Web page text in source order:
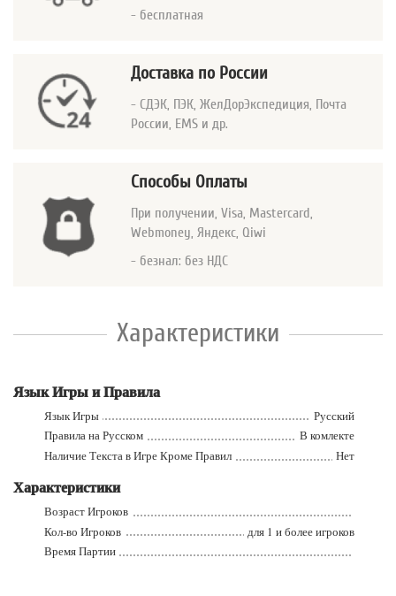
- бесплатная
Доставка по России
- СДЭК, ПЭК, ЖелДорЭкспедиция, Почта
России, EMS и др.
Способы Оплаты
При получении, Visa, Mastercard
Webmoney, Яндекс, Qiwi
- безнал: без НДС
Характеристики
Язык Игры и Правила
Язык Игры
Русский
Правила на Русском
В комлекте
Наличие Текста в Игре Кроме Правил
Нет
Характеристики
Возраст Игроков
Кол-во Игроков
для 1 и более игроков
Время Партии